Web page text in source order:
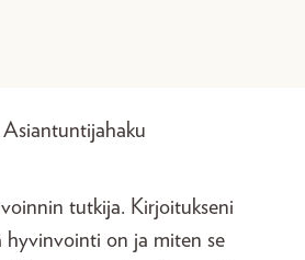
Asiantuntijahaku
tutkija. Kirjoitukseni
hyvinvointi on ja miten se